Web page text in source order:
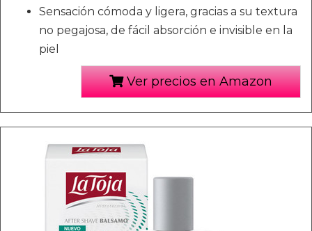
Sensación cómoda y ligera, gracias a su textura
no pegajosa, de fácil absorción e invisible en la
piel
Ver precios en Amazon